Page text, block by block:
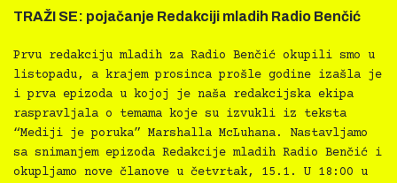
TRAŽI SE: pojačanje Redakciji mladih Radio Benčić
Prvu redakciju mladih za Radio Benčić okupili smo u
listopadu, a krajem prosinca prošle godine izašla je
i prva epizoda u kojoj je naša redakcijska ekipa
raspravljala o temama koje su izvukli iz teksta
“Mediji je poruka” Marshalla McLuhana. Nastavljamo
sa snimanjem epizoda Redakcije mladih Radio Benčić i
okupljamo nove članove u četvrtak, 15.1. U 18:00 u